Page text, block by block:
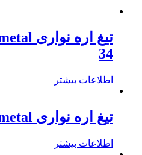
34
اطلاعات بیشتر
تیغ اره نواری M 42 Bi metal سایز 13
اطلاعات بیشتر